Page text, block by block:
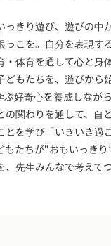
っきり遊び、遊びの中
っこを。自分を表現す
・体育を通して心と身
どもたちを、遊びから
ぶ好奇心を養成しなが
関わりを通して、自
とを学び「いきいき過
もたちが“おもいっき
先生みんなで考えて